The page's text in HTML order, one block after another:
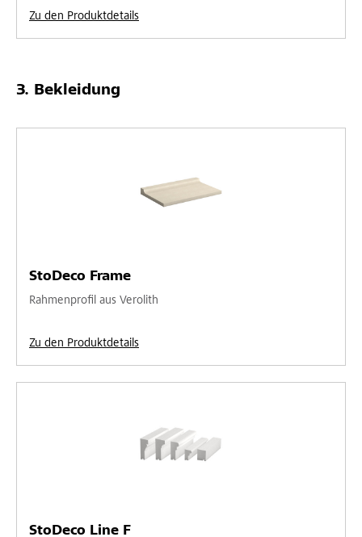
Zu den Produktdetails
Bekleidung
StoDeco Frame
Rahmenprofil aus Verolith
Zu den Produktdetails
StoDeco Line F